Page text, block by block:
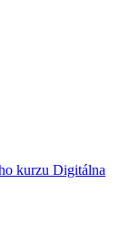
kurzu Digitálna